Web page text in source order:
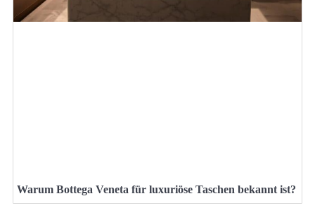
Warum Bottega Veneta für luxuriöse Taschen bekannt ist?